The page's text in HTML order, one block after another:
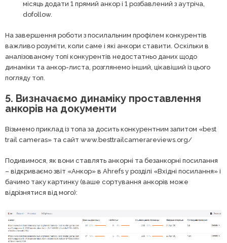
місяць додати 1 прямий анкор і 1 розбавлений з аутріча,
dofollow.
На завершення роботи з посилальним профілем конкурентів
важливо розуміти, коли саме і які анкори ставити. Оскільки в
аналізованому топі конкурентів недостатньо даних щодо
динаміки та анкор-листа, розглянемо інший, цікавіший із цього
погляду топ.
5. Визначаємо динаміку проставлення
анкорів на документи
Візьмемо приклад із топа за досить конкурентним запитом «best
trail cameras» та сайт www.besttrailcamerareviews.org/
Подивимося, як вони ставлять анкорні та безанкорні посилання
– відкриваємо звіт «Анкор» в Ahrefs у розділі «Вхідні посилання» і
бачимо таку картинку (ваше сортування анкорів може
відрізнятися від мого):